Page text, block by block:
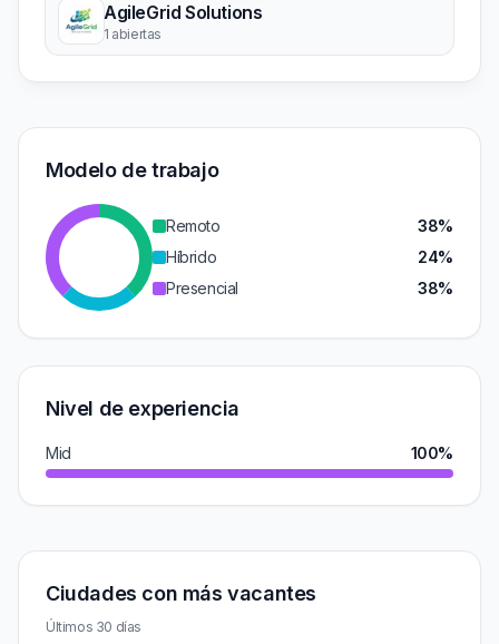
AgileGrid Solutions
1 abiertas
Modelo de trabajo
Remoto
38%
Híbrido
24%
Presencial
38%
Nivel de experiencia
Mid 100%
Ciudades con más vacantes
Últimos 30 días